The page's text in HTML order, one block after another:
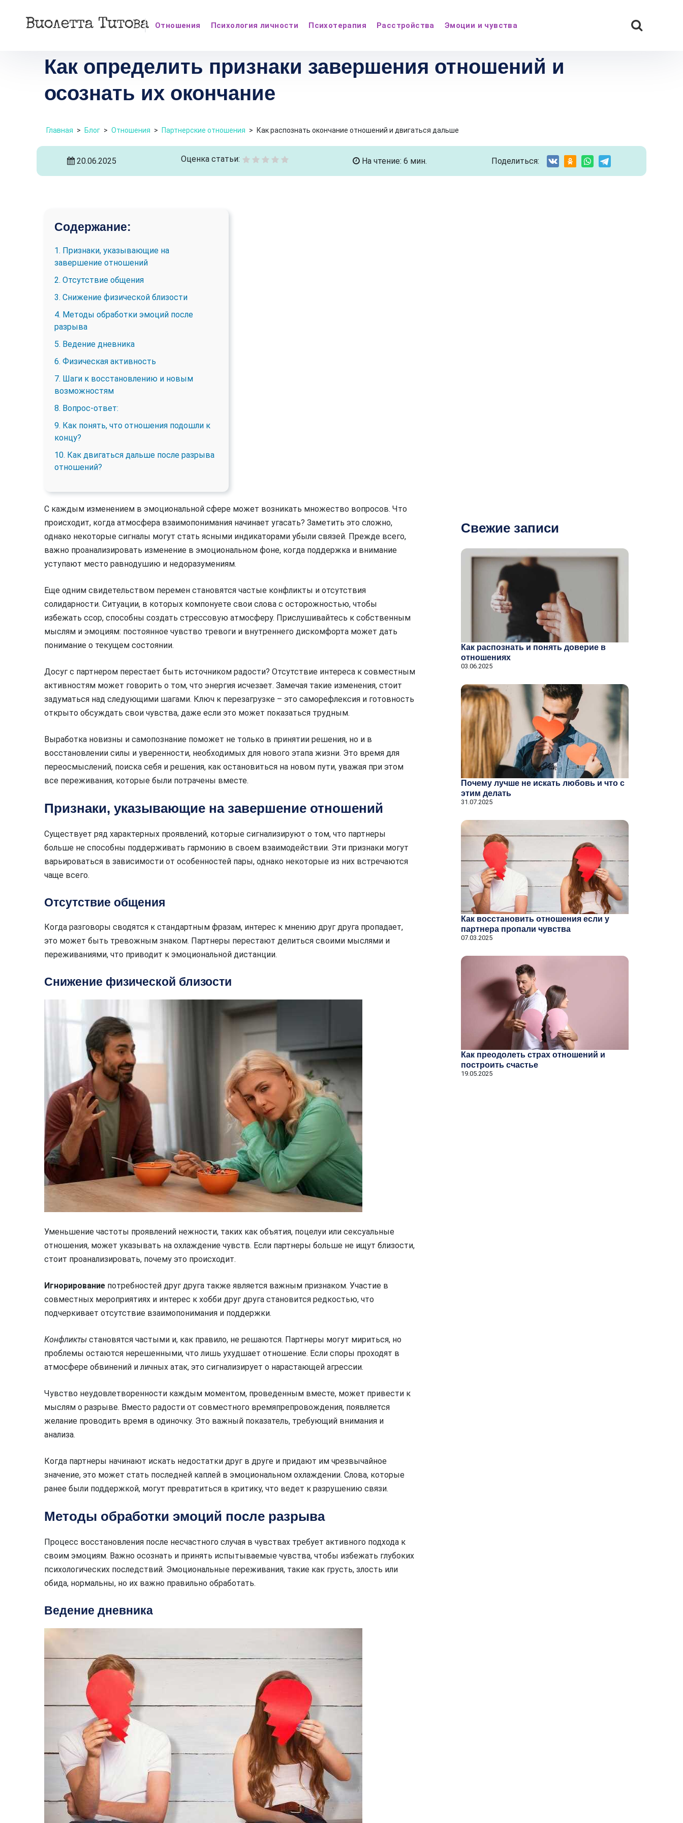
Отношения Психология личности Психотерапия Расстройства Эмоции и чувства
Как определить признаки завершения отношений и
осознать их окончание
Главная > Блог > Отношения > Партнерские отношения > Как распознать окончание отношений и двигаться дальше
20.06.2025 Оценка статьи: На чтение: 6 мин. Поделиться:
Содержание:
1. Признаки, указывающие на
завершение отношений
2. Отсутствие общения
3. Снижение физической близости
4. Методы обработки эмоций после
разрыва
5. Ведение дневника
6. Физическая активность
7. Шаги к восстановлению и новым
возможностям
8. Вопрос-ответ:
9. Как понять, что отношения подошли к
концу?
10. Как двигаться дальше после разрыва
отношений?
С каждым изменением в эмоциональной сфере может возникать множество вопросов. Что
происходит, когда атмосфера взаимопонимания начинает угасать? Заметить это сложно,
однако некоторые сигналы могут стать ясными индикаторами убыли связей. Прежде всего,
важно проанализировать изменение в эмоциональном фоне, когда поддержка и внимание
уступают место равнодушию и недоразумениям.
Еще одним свидетельством перемен становятся частые конфликты и отсутствия
солидарности. Ситуации, в которых компонуете свои слова с осторожностью, чтобы
избежать ссор, способны создать стрессовую атмосферу. Прислушивайтесь к собственным
мыслям и эмоциям: постоянное чувство тревоги и внутреннего дискомфорта может дать
понимание о текущем состоянии.
Досуг с партнером перестает быть источником радости? Отсутствие интереса к совместным
активностям может говорить о том, что энергия исчезает. Замечая такие изменения, стоит
задуматься над следующими шагами. Ключ к перезагрузке – это саморефлексия и готовность
открыто обсуждать свои чувства, даже если это может показаться трудным.
Выработка новизны и самопознание поможет не только в принятии решения, но и в
восстановлении силы и уверенности, необходимых для нового этапа жизни. Это время для
переосмыслений, поиска себя и решения, как остановиться на новом пути, уважая при этом
все переживания, которые были потрачены вместе.
Признаки, указывающие на завершение отношений
Существует ряд характерных проявлений, которые сигнализируют о том, что партнеры
больше не способны поддерживать гармонию в своем взаимодействии. Эти признаки могут
варьироваться в зависимости от особенностей пары, однако некоторые из них встречаются
чаще всего.
Отсутствие общения
Когда разговоры сводятся к стандартным фразам, интерес к мнению друг друга пропадает,
это может быть тревожным знаком. Партнеры перестают делиться своими мыслями и
переживаниями, что приводит к эмоциональной дистанции.
Снижение физической близости
Уменьшение частоты проявлений нежности, таких как объятия, поцелуи или сексуальные
отношения, может указывать на охлаждение чувств. Если партнеры больше не ищут близости,
стоит проанализировать, почему это происходит.
Игнорирование потребностей друг друга также является важным признаком. Участие в
совместных мероприятиях и интерес к хобби друг друга становится редкостью, что
подчеркивает отсутствие взаимопонимания и поддержки.
Конфликты становятся частыми и, как правило, не решаются. Партнеры могут мириться, но
проблемы остаются нерешенными, что лишь ухудшает отношение. Если споры проходят в
атмосфере обвинений и личных атак, это сигнализирует о нарастающей агрессии.
Чувство неудовлетворенности каждым моментом, проведенным вместе, может привести к
мыслям о разрыве. Вместо радости от совместного времяпрепровождения, появляется
желание проводить время в одиночку. Это важный показатель, требующий внимания и
анализа.
Когда партнеры начинают искать недостатки друг в друге и придают им чрезвычайное
значение, это может стать последней каплей в эмоциональном охлаждении. Слова, которые
ранее были поддержкой, могут превратиться в критику, что ведет к разрушению связи.
Методы обработки эмоций после разрыва
Процесс восстановления после несчастного случая в чувствах требует активного подхода к
своим эмоциям. Важно осознать и принять испытываемые чувства, чтобы избежать глубоких
психологических последствий. Эмоциональные переживания, такие как грусть, злость или
обида, нормальны, но их важно правильно обработать.
Ведение дневника
Свежие записи
Как распознать и понять доверие в
отношениях
03.06.2025
Почему лучше не искать любовь и что с
этим делать
31.07.2025
Как восстановить отношения если у
партнера пропали чувства
07.03.2025
Как преодолеть страх отношений и
построить счастье
19.05.2025